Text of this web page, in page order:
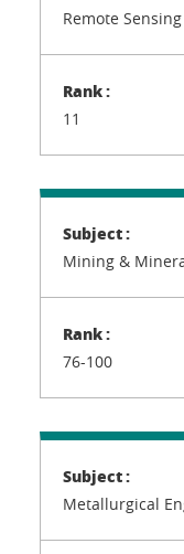
Remote Sensing
11
Mining &
76-100
Metallurgical